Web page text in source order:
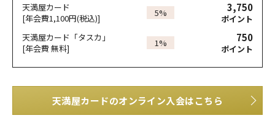
天満屋カード
[年会費1,100円(税込)]
5% 3,750
ポイント
天満屋カード「タスカ」
[年会費 無料]
1% 750
ポイント
天満屋カードのオンライン入会はこちら